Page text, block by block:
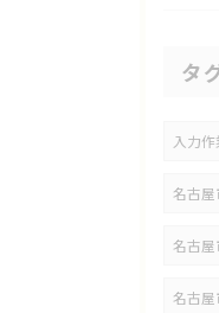
タ
入力作
名古
名古
名古屋